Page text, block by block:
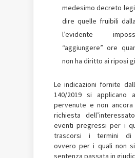
medesimo decreto
dire quelle fruibili
l’evidente
“aggiungere” ore
non ha diritto ai riposi
Le indicazioni fornite
140/2019 si applicano
pervenute e non
richiesta
eventi pregressi per i
trascorsi i termini di
ovvero per i quali non
sentenza passata in